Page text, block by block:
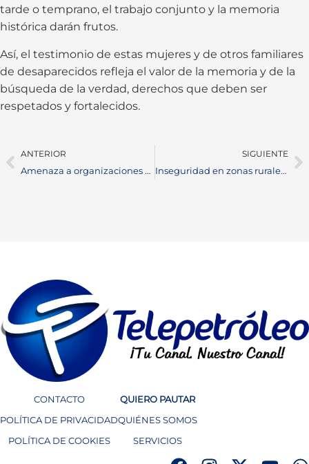
tarde o temprano, el trabajo conjunto y la memoria
histórica darán frutos.
Así, el testimonio de estas mujeres y de otros familiares
de desaparecidos refleja el valor de la memoria y de la
búsqueda de la verdad, derechos que deben ser
respetados y fortalecidos.
ANTERIOR
Amenaza a organizaciones de derechos humanos en Colombia genera alerta en Barrancabermeja
SIGUIENTE
Inseguridad en zonas rurales del distrito
CONTACTO
POLÍTICA DE PRIVACIDAD
POLÍTICA DE COOKIES
QUIERO PAUTAR
QUIÉNES SOMOS
SERVICIOS